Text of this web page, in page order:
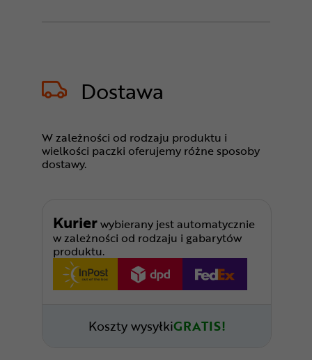
Dostawa
W zależności od rodzaju produktu i
wielkości paczki oferujemy różne sposoby
dostawy.
Kurierwybierany jest automatycznie
w zależności od rodzaju i gabarytów
produktu.
Koszty wysyłkiGRATIS!